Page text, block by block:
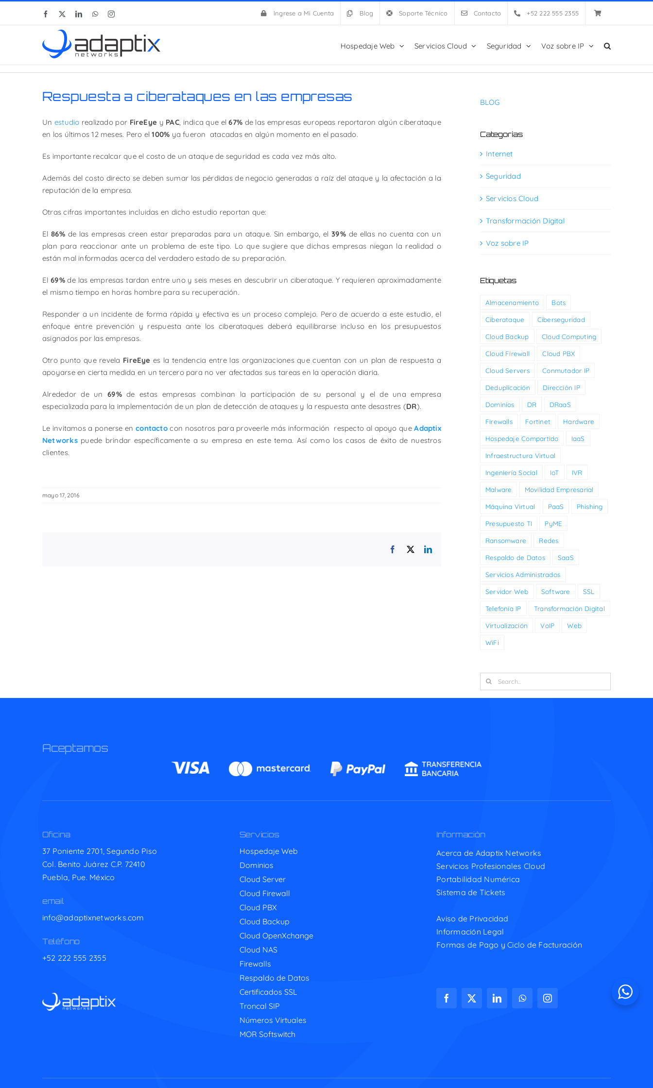
Facebook LinkedInWhatsAppInstagram Ingrese a Mi Cuenta Blog Soporte Técnico Contacto +52 222 555 2355
Hospedaje Web Servicios Cloud Seguridad Voz sobre IP
Respuesta a ciberataques en las empresas
Un estudio realizado por FireEye y PAC, indica que el67% de las empresas europeas reportaron algún ciberataque
en los últimos 12 meses. Pero el100% ya fueron atacadas en algún momento en el pasado.
Es importante recalcar que el costo de un ataque de seguridad es cada vez más alto.
Además del costo directo se deben sumar las pérdidas de negocio generadas a raíz del ataque y la afectación a la
reputación de la empresa.
Otras cifras importantes incluidas en dicho estudio reportan que:
El86%de las empresas creen estar preparadas para un ataque. Sin embargo, el39%de ellas no cuenta con un
plan para reaccionar ante un problema de este tipo. Lo que sugiere que dichas empresas niegan la realidad o
están mal informadas acerca del verdadero estado de su preparación.
El69%de las empresas tardan entre uno y seis meses en descubrir un ciberataque. Y requieren aproximadamente
el mismo tiempo en horas hombre para su recuperación.
Responder a un incidente de forma rápida y efectiva es un proceso complejo. Pero de acuerdo a este estudio, el
enfoque entre prevención y respuesta ante los ciberataques deberá equilibrarse incluso en los presupuestos
asignados por las empresas.
Otro punto que revela FireEye es la tendencia entre las organizaciones que cuentan con un plan de respuesta a
apoyarse en cierta medida en un tercero para no ver afectadas sus tareas en la operación diaria.
Alrededor de un69%de estas empresas combinan la participación de su personal y el de una empresa
especializada para la implementación de un plan de detección de ataques y la respuesta ante desastres (DR).
Le invitamos a ponerse encontactocon nosotros para proveerle más información respecto al apoyo queAdaptix
Networkspuede brindar específicamente a su empresa en este tema. Así como los casos de éxito de nuestros
clientes.
mayo 17, 2016
Facebook
X LinkedIn
BLOG
Categorías
Internet
Seguridad
Servicios Cloud
Transformación Digital
Voz sobre IP
Etiquetas
Almacenamiento Bots
Ciberataque Ciberseguridad
Cloud Backup Cloud Computing
Cloud Firewall Cloud PBX
Cloud Servers Conmutador IP
Deduplicación Dirección IP
Dominios DR DRaaS
Firewalls Fortinet Hardware
Hospedaje Compartido IaaS
Infraestructura Virtual
Ingeniería Social IoT IVR
Malware Movilidad Empresarial
Máquina Virtual PaaS Phishing
Presupuesto TI PyME
Ransomware Redes
Respaldo de Datos SaaS
Servicios Administrados
Servidor Web Software SSL
Telefonía IP Transformación Digital
Virtualización VoIP Web
WiFi
Search
for:
Aceptamos
Oficina
37 Poniente 2701, Segundo Piso
Col. Benito Juárez C.P. 72410
Puebla, Pue. México
email
info@adaptixnetworks.com
Teléfono
+52 222 555 2355
Servicios
Hospedaje Web
Dominios
Cloud Server
Cloud Firewall
Cloud PBX
Cloud Backup
Cloud OpenXchange
Cloud NAS
Firewalls
Respaldo de Datos
Certificados SSL
Troncal SIP
Números Virtuales
MOR Softswitch
Información
Acerca de Adaptix Networks
Servicios Profesionales Cloud
Portabilidad Numérica
Sistema de Tickets
Aviso de Privacidad
Información Legal
Formas de Pago y Ciclo de Facturación